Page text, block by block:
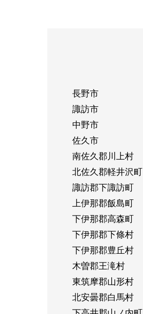
長野市
諏訪市
中野市
佐久市
南佐久郡川上村
北佐久郡軽井沢町
諏訪郡下諏訪町
上伊那郡飯島町
下伊那郡高森町
下伊那郡下條村
下伊那郡豊丘村
木曽郡王滝村
東筑摩郡山形村
北安曇郡白馬村